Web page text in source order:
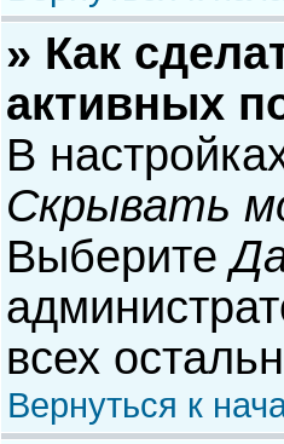
» Как
активных
В
Скрывать
Выберите
всех
Вернуться к